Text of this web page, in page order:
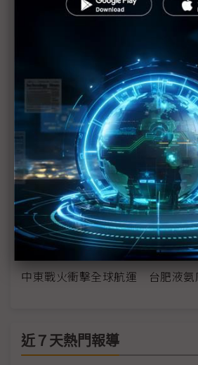
模式再現
伊朗偵測雷達失效遭美以狂炸 化
中東戰火虎頭蛇尾？ 評析：川普
應對記憶體缺貨佳世達手握籌碼
戰速決是世界之福」
美伊戰爭恐拖緩FED降息步調
營運重點
石油、氦與溴 全球半導體正陷入
邊緣
中東戰火衝擊全球航運 台肥液氨
近７天熱門報導